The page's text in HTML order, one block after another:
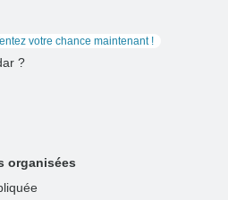
votre chance maintenant !
?
organisées